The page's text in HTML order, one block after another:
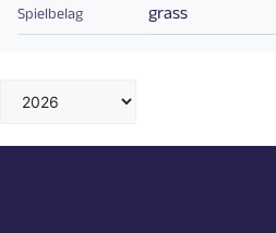
Spielbelag grass